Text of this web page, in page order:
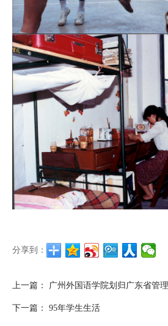
分享到：
上一篇： 广州外国语学院划归广东省管
下一篇： 95年学生生活